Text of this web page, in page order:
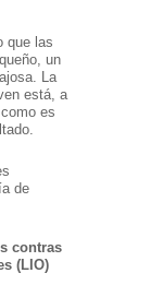
que las
un
La
está, a
es
de
contras
(LIO)